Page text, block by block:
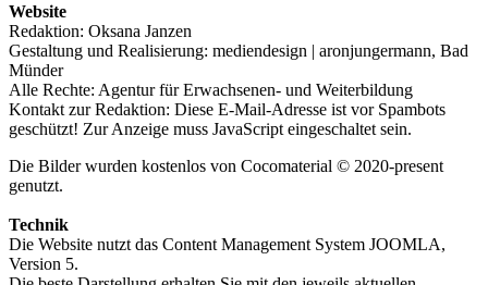
Website
Redaktion: Oksana Janzen
Gestaltung und Realisierung: mediendesign | aronjungermann, Bad
Münder
Alle Rechte: Agentur für Erwachsenen- und Weiterbildung
Kontakt zur Redaktion: Diese E-Mail-Adresse ist vor Spambots
geschützt! Zur Anzeige muss JavaScript eingeschaltet sein.
Die Bilder wurden kostenlos von Cocomaterial © 2020-present
genutzt.
Technik
Die Website nutzt das Content Management System JOOMLA,
Version 5.